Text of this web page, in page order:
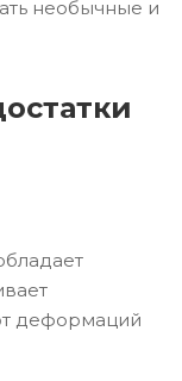
необычные и
деформаций